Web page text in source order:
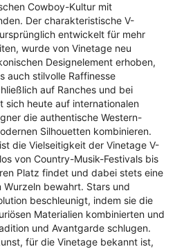
Cowboy-Kultur mit
Der charakteristische V-
entwickelt für mehr
wurde von Vinetage neu
Designelement erhoben,
auch stilvolle Raffinesse
auf Ranches und bei
sich heute auf internationalen
die authentische Western-
Silhouetten kombinieren.
die Vielseitigkeit der Vinetage V-
von Country-Musik-Festivals bis
Platz findet und dabei stets eine
Wurzeln bewahrt. Stars und
beschleunigt, indem sie die
Materialien kombinierten und
und Avantgarde schlugen.
für die Vinetage bekannt ist,